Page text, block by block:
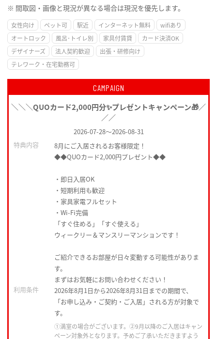
※ 間取図・画像と現況が異なる場合は現況を優先します。
女性向け ペット可 駅近 インターネット無料
wifiあり
オートロック
風呂･トイレ別 家具付賃貸
カード決済OK
デザイナーズ
法人契約歓迎
出張・研修向け
テレワーク・在宅勤務可
CAMPAIGN
＼＼＼QUOカード2,000円分✨プレゼントキャンペーン🎁／
／／
2026-07-28～2026-08-31
特典内容
8月にご入居されるお客様限定！
◆◆QUOカード2,000円プレゼント◆◆
・即日入居OK
・短期利用も歓迎
・家具家電フルセット
・Wi-Fi完備
「すぐ住める」「すぐ使える」
ウィークリー＆マンスリーマンションです！
ご紹介できるお部屋が日々変動する可能性がありま
す。
まずはお気軽にお問い合わせください！
利用条件
2026年8月1日から2026年8月31日までの期間で、
「お申し込み・ご契約・ご入居」される方が対象で
す。
①満室の場合がございます。②9月以降のご入居はキャン
ペーン対象外となります。予めご了承いただきますよう